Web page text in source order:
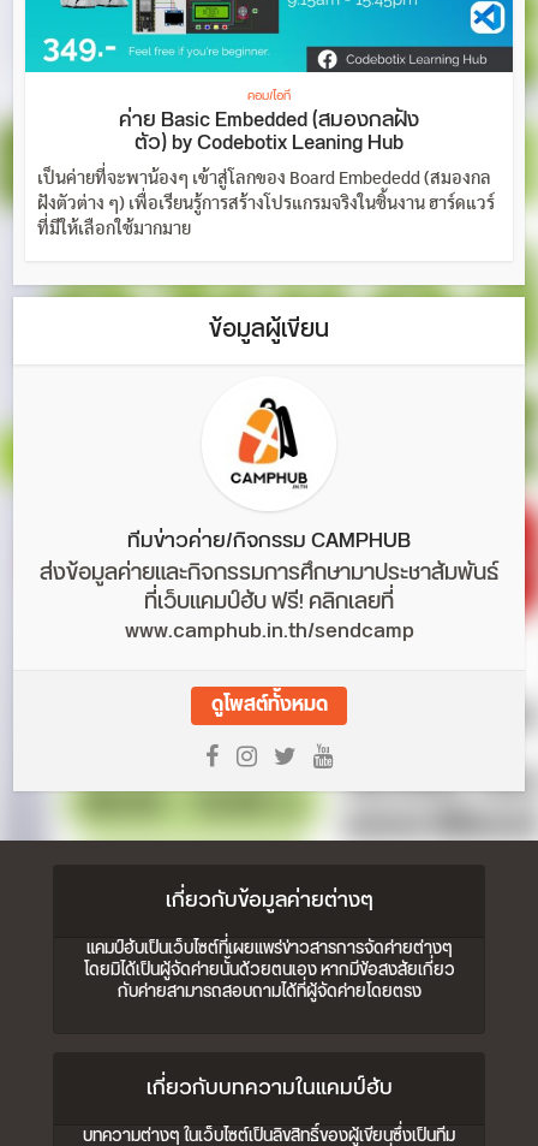
คอม/ไอที
ค่าย Basic Embedded (สมองกลฝัง
ตัว) by Codebotix Leaning Hub
เป็นค่ายที่จะพาน้องๆ เข้าสู่โลกของ Board Embededd (สมองกล
ฝังตัวต่าง ๆ) เพื่อเรียนรู้การสร้างโปรแกรมจริงในชิ้นงาน ฮาร์ดแวร์
ที่มีให้เลือกใช้มากมาย
ข้อมูลผู้เขียน
ทีมข่าวค่าย/กิจกรรม CAMPHUB
ส่งข้อมูลค่ายและกิจกรรมการศึกษามาประชาสัมพันธ์
ที่เว็บแคมป์ฮับ ฟรี! คลิกเลยที่
www.camphub.in.th/sendcamp
ดูโพสต์ทั้งหมด
เกี่ยวกับข้อมูลค่ายต่างๆ
แคมป์ฮับเป็นเว็บไซต์ที่เผยแพร่ข่าวสารการจัดค่ายต่างๆ
โดยมิได้เป็นผู้จัดค่ายนั้นด้วยตนเอง หากมีข้อสงสัยเกี่ยว
กับค่ายสามารถสอบถามได้ที่ผู้จัดค่ายโดยตรง
เกี่ยวกับบทความในแคมป์ฮับ
บทความต่างๆ ในเว็บไซต์เป็นลิขสิทธิ์ของผู้เขียนซึ่งเป็นทีม